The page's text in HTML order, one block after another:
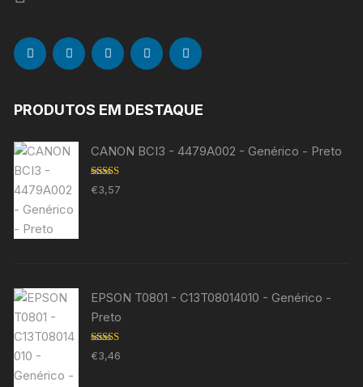
PRODUTOS EM DESTAQUE
CANON BCI3 - 4479A002 - Genérico - Preto
Avaliação
5.00de 5
€3,57
EPSON T0801 - C13T08014010 - Genérico -
Preto
Avaliação
5.00 de 5
€3,46